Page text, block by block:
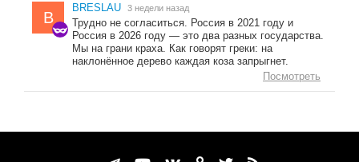
B
BRESLAU 3 недели назад
Трудно не согласиться. Россия в 2021 году и
Россия в 2026 году — это два разных государства.
Мы на грани краха. Как говорят греки: на
наклонённое дерево каждая коза запрыгнет.
Посмотреть